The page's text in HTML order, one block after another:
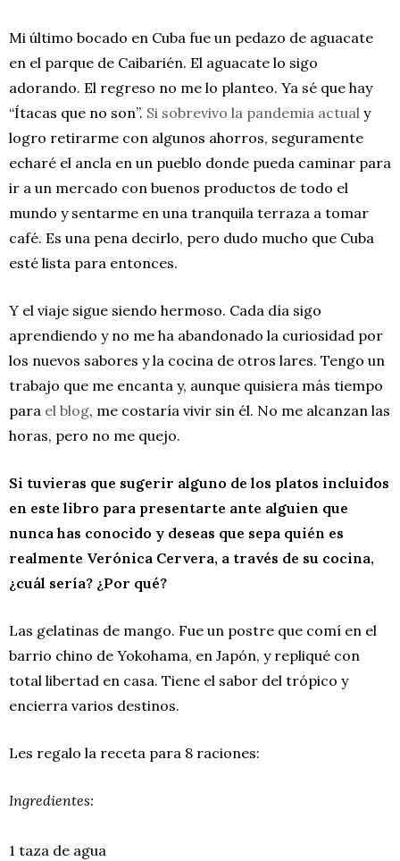
Mi último bocado en Cuba fue un pedazo de aguacate
en el parque de Caibarién. El aguacate lo sigo
adorando. El regreso no me lo planteo. Ya sé que hay
“Ítacas que no son”. Si sobrevivo la pandemia actual y
logro retirarme con algunos ahorros, seguramente
echaré el ancla en un pueblo donde pueda caminar para
ir a un mercado con buenos productos de todo el
mundo y sentarme en una tranquila terraza a tomar
café. Es una pena decirlo, pero dudo mucho que Cuba
esté lista para entonces.
Y el viaje sigue siendo hermoso. Cada día sigo
aprendiendo y no me ha abandonado la curiosidad por
los nuevos sabores y la cocina de otros lares. Tengo un
trabajo que me encanta y, aunque quisiera más tiempo
para el blog, me costaría vivir sin él. No me alcanzan las
horas, pero no me quejo.
Si tuvieras que sugerir alguno de los platos incluidos
en este libro para presentarte ante alguien que
nunca has conocido y deseas que sepa quién es
realmente Verónica Cervera, a través de su cocina,
¿cuál sería? ¿Por qué?
Las gelatinas de mango. Fue un postre que comí en el
barrio chino de Yokohama, en Japón, y repliqué con
total libertad en casa. Tiene el sabor del trópico y
encierra varios destinos.
Les regalo la receta para 8 raciones:
Ingredientes:
1 taza de agua